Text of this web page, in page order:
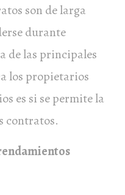
son de larga
durante
de las principales
los propietarios
es si se permite la
contratos.